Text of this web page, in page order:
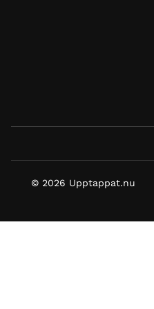
© 2026 Upptappat.nu